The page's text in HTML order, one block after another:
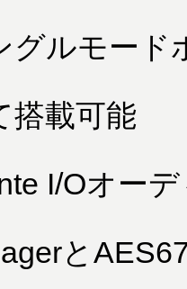
グルモード
搭載可能
I/Oオー
と